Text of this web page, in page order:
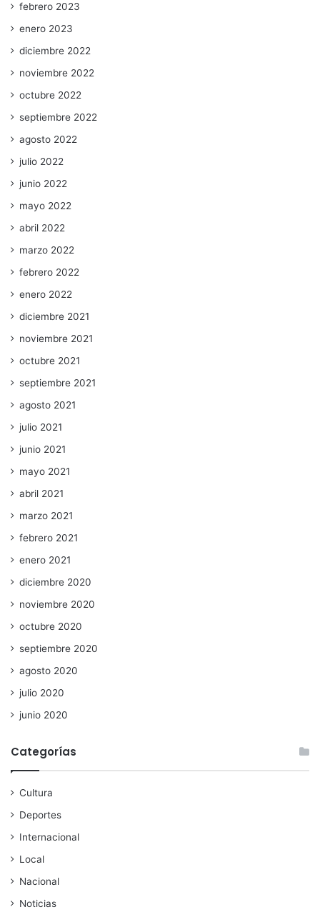
febrero 2023
enero 2023
diciembre 2022
noviembre 2022
octubre 2022
septiembre 2022
agosto 2022
julio 2022
junio 2022
mayo 2022
abril 2022
marzo 2022
febrero 2022
enero 2022
diciembre 2021
noviembre 2021
octubre 2021
septiembre 2021
agosto 2021
julio 2021
junio 2021
mayo 2021
abril 2021
marzo 2021
febrero 2021
enero 2021
diciembre 2020
noviembre 2020
octubre 2020
septiembre 2020
agosto 2020
julio 2020
junio 2020
Categorías
Cultura
Deportes
Internacional
Local
Nacional
Noticias